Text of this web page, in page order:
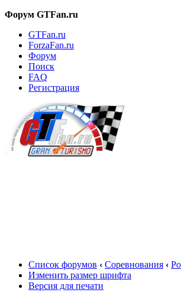
Форум GTFan.ru
GTFan.ru
ForzaFan.ru
Форум
Поиск
FAQ
Регистрация
Список форумов ‹ Соревнования ‹
Изменить размер шрифта
Версия для печати